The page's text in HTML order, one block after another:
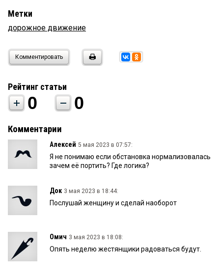
Метки
дорожное движение
Комментировать
Рейтинг статьи
0 0
Комментарии
Алексей 5 мая 2023 в 07:57:
Я не понимаю если обстановка нормализовалась
зачем её портить? Где логика?
Док 3 мая 2023 в 18:44:
Послушай женщину и сделай наоборот
Омич 3 мая 2023 в 18:08:
Опять неделю жестянщики радоваться будут.